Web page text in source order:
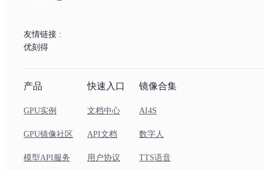
友情链接 :
优刻得
产品
GPU实例
GPU镜像社区
模型API服务
快速入口
文档中心
API文档
用户协议
镜像合集
AI4S
数字人
TTS语音